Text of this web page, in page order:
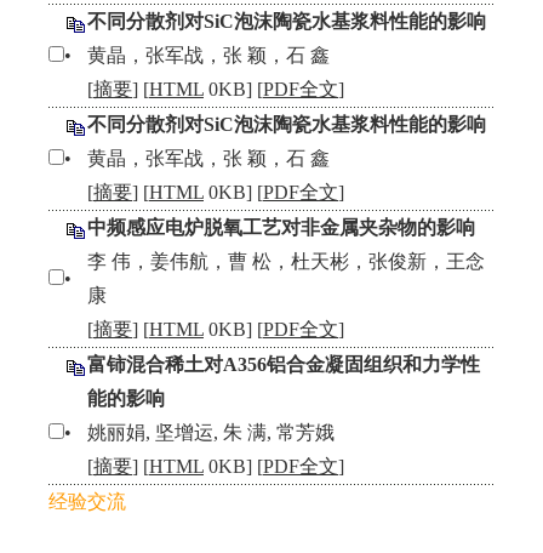
不同分散剂对SiC泡沫陶瓷水基浆料性能的影响
•
黄晶，张军战，张 颖，石 鑫
[摘要] [HTML 0KB] [PDF全文]
不同分散剂对SiC泡沫陶瓷水基浆料性能的影响
•
黄晶，张军战，张 颖，石 鑫
[摘要] [HTML 0KB] [PDF全文]
中频感应电炉脱氧工艺对非金属夹杂物的影响
•
李 伟，姜伟航，曹 松，杜天彬，张俊新，王念
康
[摘要] [HTML 0KB] [PDF全文]
富铈混合稀土对A356铝合金凝固组织和力学性
能的影响
•
姚丽娟, 坚增运, 朱 满, 常芳娥
[摘要] [HTML 0KB] [PDF全文]
经验交流